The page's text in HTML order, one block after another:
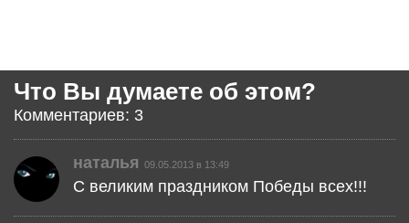
Что Вы думаете об этом?
Комментариев: 3
наталья 09.05.2013 в 13:49
С великим праздником Победы всех!!!